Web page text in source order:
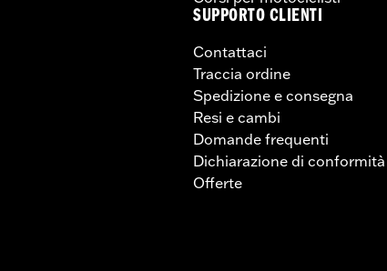
SUPPORTO CLIENTI
Contattaci
Traccia ordine
Spedizione e consegna
Resi e cambi
Domande frequenti
Dichiarazione di conformità
Offerte